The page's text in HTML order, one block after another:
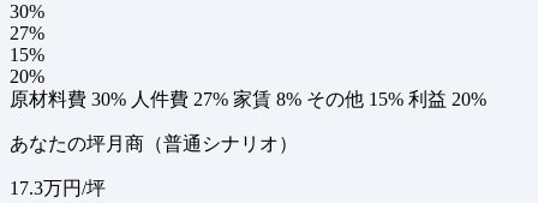
30%
27%
15%
20%
原材料費 30% 人件費 27% 家賃 8% その他 15% 利益 20%
あなたの坪月商（普通シナリオ）
17.3万円/坪